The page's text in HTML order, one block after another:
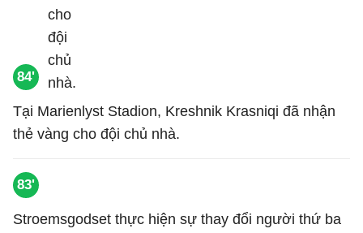
84'
Tại Marienlyst Stadion, Kreshnik Krasniqi đã nhận
thẻ vàng cho đội chủ nhà.
83'
Stroemsgodset thực hiện sự thay đổi người thứ ba